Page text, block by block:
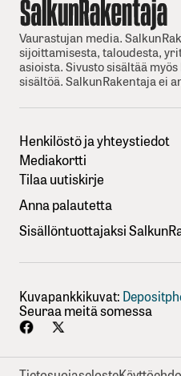
Vaurastujan media.
sijoittamisesta, taloudesta,
asioista. Sivusto sisältää
sisältöä. SalkunRakentaja ei
Henkilöstö ja yhteystiedot
Mediakortti
Tilaa uutiskirje
Anna palautetta
Sisällöntuottajaksi
Kuvapankkikuvat:
Seuraa meitä somessa